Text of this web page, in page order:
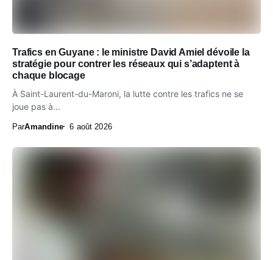
Trafics en Guyane : le ministre David Amiel dévoile la
stratégie pour contrer les réseaux qui s’adaptent à
chaque blocage
À Saint-Laurent-du-Maroni, la lutte contre les trafics ne se
joue pas à...
ParAmandine 6 août 2026